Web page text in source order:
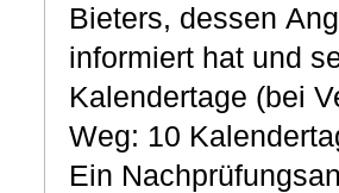
Bieters, dessen
informiert hat und
Kalendertage (bei
Weg: 10
Ein